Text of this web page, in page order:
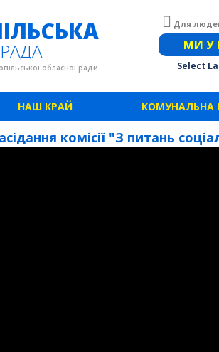
обласної ради
Для
МИ У
Select
НАШ КРАЙ КОМУНАЛЬНА
комісії "З питань